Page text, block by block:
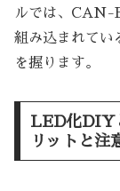
ルでは、CAN-
組み込まれてい
を握ります。
LED化DIY
リットと注